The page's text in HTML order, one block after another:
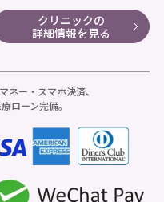
クリニックの
詳細情報を見る
ネー・スマホ決済、
ローン完備。